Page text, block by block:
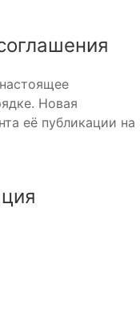
Новая
её публикации на